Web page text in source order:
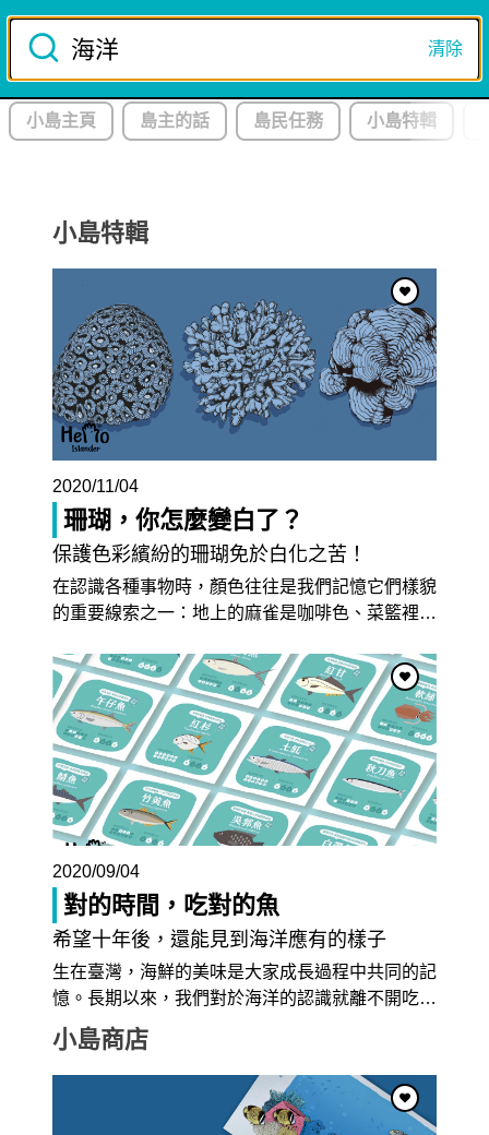
Skip
content
註冊/登入
小島主頁 島主的話 島民任務 小島特輯
釋迦
吃
賞 尋
讓好奇心成為生活的指南針，跟著島民一起探險！
2022/06/30
純潔無瑕、不可侵犯的神聖象徵：臺灣百合
一直以來，百合花就是純真、聖潔的代名詞。中世紀時期
的基督徒會以潔白的聖母百合（Lilium candidum）的花
2022/03/22
梧桐、油桐、泡桐…
《莊子》秋水篇中，莊子與
冷泡茶教學
氣候一年比一年熱，喝冷泡
清除
小島特輯
2020/11/04
珊瑚，你怎麼變白了？
保護色彩繽紛的珊瑚免於白化之苦！
在認識各種事物時，顏色往往是我們記憶它們樣貌
的重要線索之一：地上的麻雀是咖啡色、菜籃裡…
2020/09/04
對的時間，吃對的魚
希望十年後，還能見到海洋應有的樣子
生在臺灣，海鮮的美味是大家成長過程中共同的記
憶。長期以來，我們對於海洋的認識就離不開吃…
小島商店